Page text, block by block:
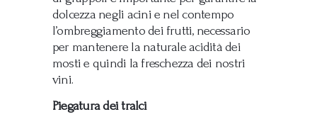
dolcezza negli acini e nel contempo
l’ombreggiamento dei frutti, necessario
per mantenere la naturale acidità dei
mosti e quindi la freschezza dei nostri
vini.
Piegatura dei tralci